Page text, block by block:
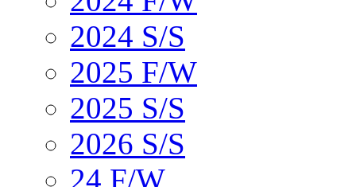
2024 S/S
2025 F/W
2025 S/S
2026 S/S
24 F/W